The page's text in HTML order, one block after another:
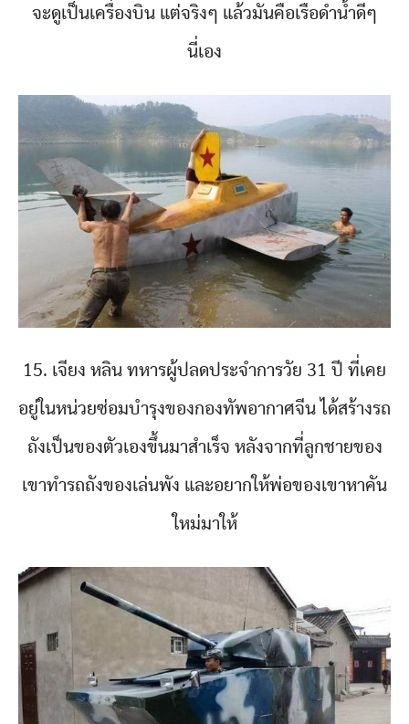
จะดูเป็นเครื่องบิน แต่จริงๆ แล้วมันคือเรือดำน้ำดีๆ
นี่เอง
15. เจียง หลิน ทหารผู้ปลดประจำการวัย 31 ปี ที่เคย
อยู่ในหน่วยซ่อมบำรุงของกองทัพอากาศจีน ได้สร้างรถ
ถังเป็นของตัวเองขึ้นมาสำเร็จ หลังจากที่ลูกชายของ
เขาทำรถถังของเล่นพัง และอยากให้พ่อของเขาหาคัน
ใหม่มาให้